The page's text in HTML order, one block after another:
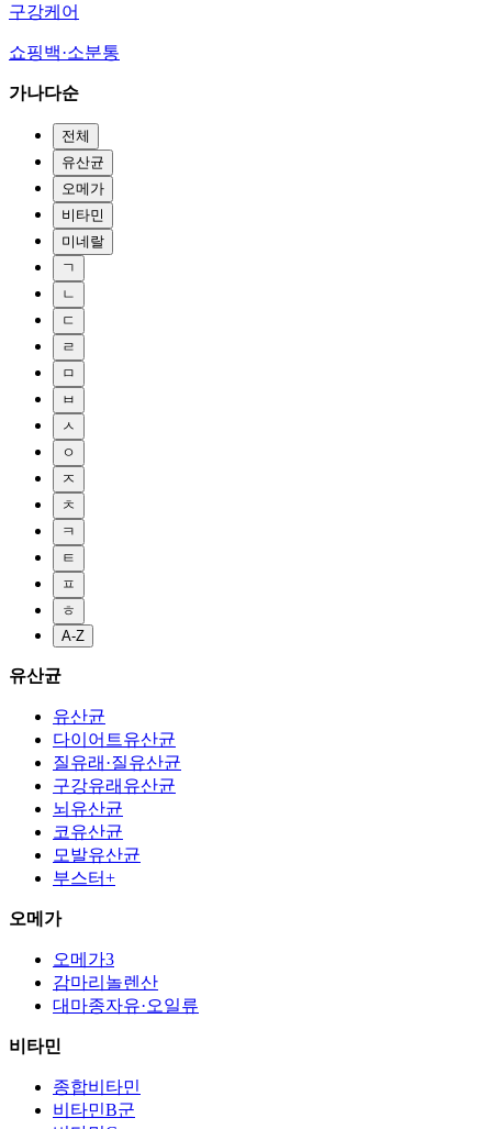
구강케어
쇼핑백·소분통
가나다순
전체
유산균
오메가
비타민
미네랄
ㄱ
ㄴ
ㄷ
ㄹ
ㅁ
ㅂ
ㅅ
ㅇ
ㅈ
ㅊ
ㅋ
ㅌ
ㅍ
ㅎ
A-Z
유산균
유산균
다이어트유산균
질유래·질유산균
구강유래유산균
뇌유산균
코유산균
모발유산균
부스터+
오메가
오메가3
감마리놀렌산
대마종자유·오일류
비타민
종합비타민
비타민B군